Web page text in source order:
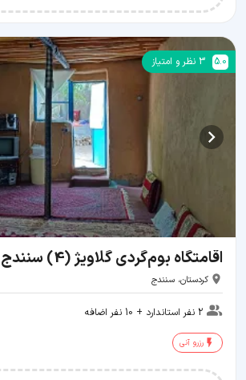
5.0
3 نظر و امتیاز
اقامتگاه بوم‌گردی گلاویژ (4) سنندج
کردستان، سنندج
2 نفر استاندارد + 10 نفر اضافه
رزرو آنی